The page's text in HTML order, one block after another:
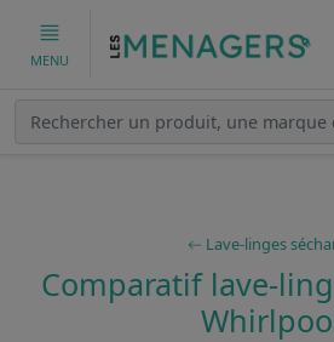
MENU
Lave-linges
Comparatif lave-